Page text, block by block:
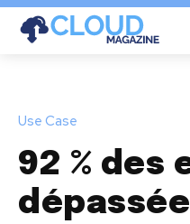
Use Case
92 % des